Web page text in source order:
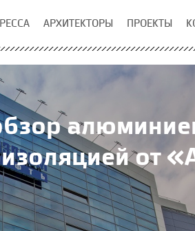
АРХИТЕКТОРЫ ПРОЕКТЫ
от